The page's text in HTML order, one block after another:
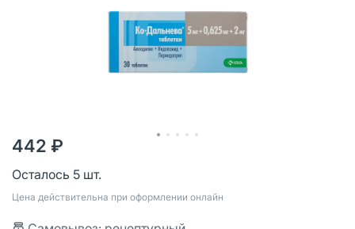
442 ₽
Осталось 5 шт.
Цена действительна при оформлении онлайн